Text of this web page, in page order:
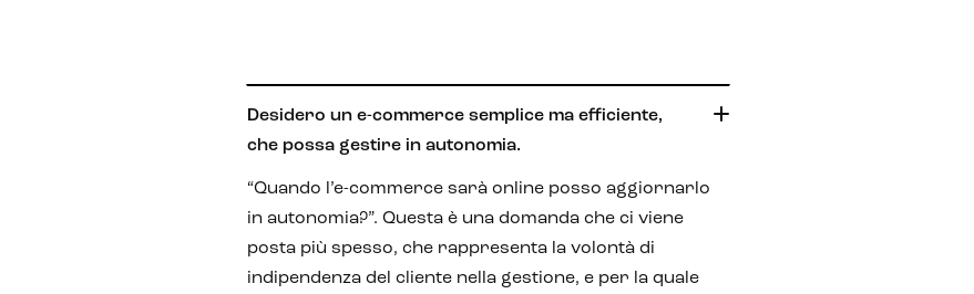
Desidero un e-commerce semplice ma efficiente,
che possa gestire in autonomia.
“Quando l’e-commerce sarà online posso aggiornarlo
in autonomia?”. Questa è una domanda che ci viene
posta più spesso, che rappresenta la volontà di
indipendenza del cliente nella gestione, e per la quale